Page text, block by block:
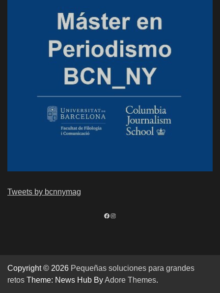
Tweets by bcnnymag
https://www.facebook.com/bcnnymag
Instagram
Copyright © 2026 Pequeñas soluciones para grandes
retos Theme: News Hub ByAdore Themes.